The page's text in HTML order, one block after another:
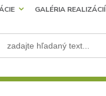
GALÉRIA REALIZÁCIÍ